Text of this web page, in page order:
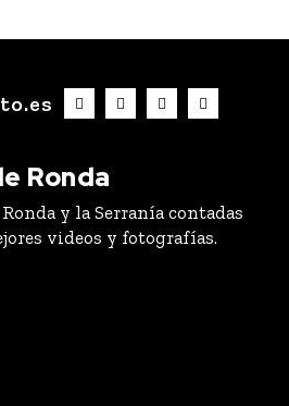
Ronda
y la Serranía contadas
videos y fotografías.